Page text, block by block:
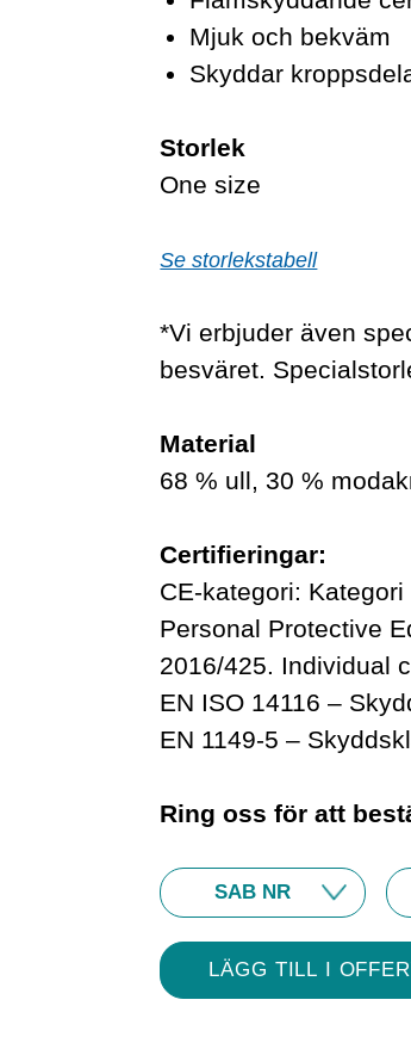
Mjuk och bekväm
Skyddar
Storlek
One size
Se storlekstabell
*Vi erbjuder även
besväret.
Material
68 % ull, 30 %
Certifieringar:
CE-kategori: Kategori
Personal Protective
2016/425. Individual
EN ISO 14116 –
EN 1149-5 –
Ring oss för att